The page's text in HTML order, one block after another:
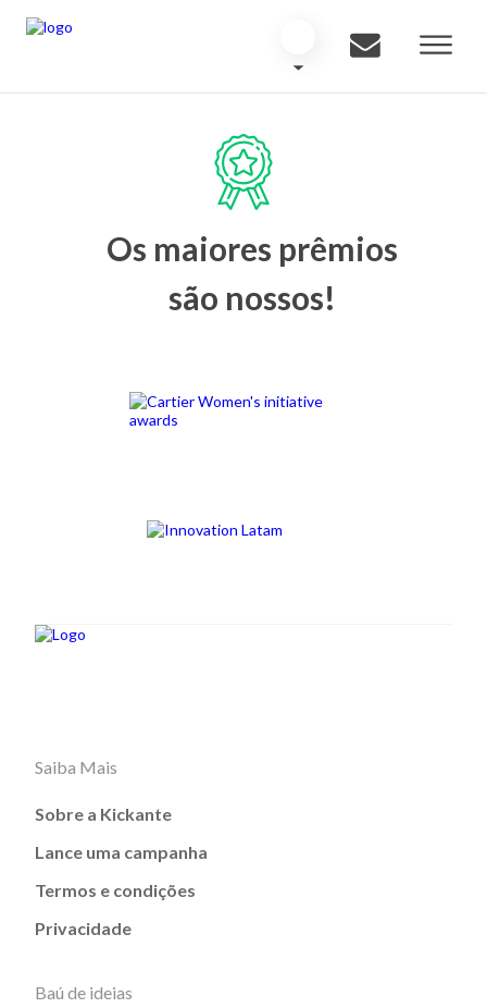
Os maiores prêmios
são nossos!
Saiba Mais
Sobre a Kickante
Lance uma campanha
Termos e condições
Privacidade
Baú de ideias